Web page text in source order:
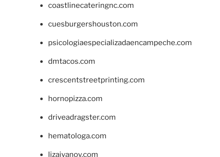
coastlinecateringnc.com
cuesburgershouston.com
psicologiaespecializadaencampeche.com
dmtacos.com
crescentstreetprinting.com
hornopizza.com
driveadragster.com
hematologa.com
lizaivanov.com